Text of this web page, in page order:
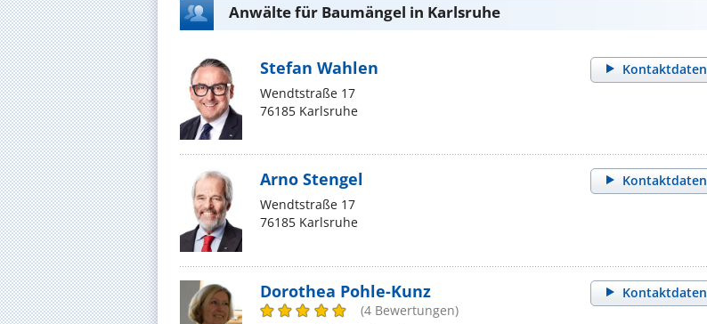
Anwälte für Baumängel in Karlsruhe
Kontaktdaten
Stefan Wahlen
Wendtstraße 17
76185 Karlsruhe
Kontaktdaten
Arno Stengel
Wendtstraße 17
76185 Karlsruhe
Kontaktdaten
Dorothea Pohle-Kunz
(4 Bewertungen)